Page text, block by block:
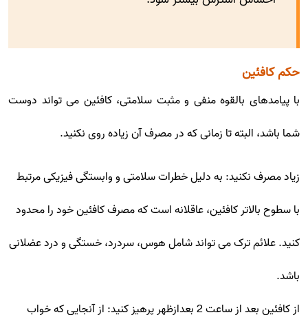
حکم کافئین
با پیامدهای بالقوه منفی و مثبت سلامتی، کافئین می تواند دوست
شما باشد، البته تا زمانی که در مصرف آن زیاده روی نکنید.
زیاد مصرف نکنید: به دلیل خطرات سلامتی و وابستگی فیزیکی مرتبط
با سطوح بالاتر کافئین، عاقلانه است که مصرف کافئین خود را محدود
کنید. علائم ترک می تواند شامل هوس، سردرد، خستگی و درد عضلانی
باشد.
از کافئین بعد از ساعت 2 بعدازظهر پرهیز کنید: از آنجایی که خواب